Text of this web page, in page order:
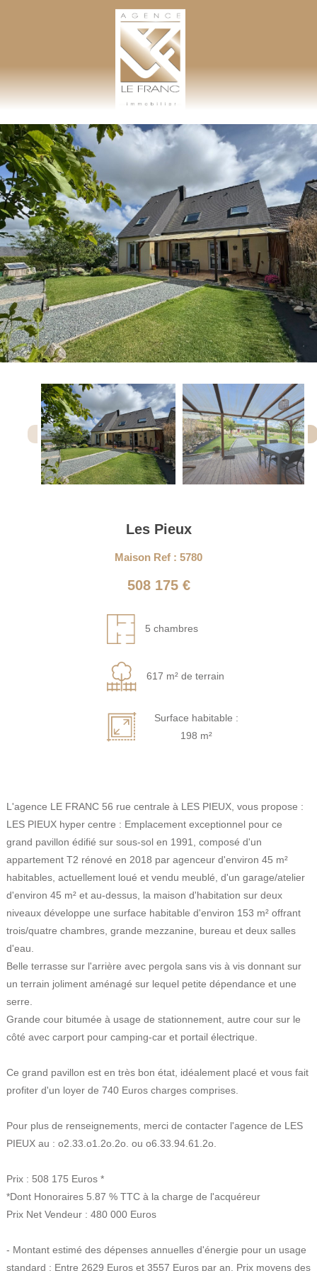
AGENCE LEFRANC IMMOBILIER
Les Pieux
Maison Ref : 5780
508 175 €
5 chambres
617 m² de terrain
Surface habitable :
198 m²
L'agence LE FRANC 56 rue centrale à LES PIEUX, vous propose :
LES PIEUX hyper centre : Emplacement exceptionnel pour ce
grand pavillon édifié sur sous-sol en 1991, composé d'un
appartement T2 rénové en 2018 par agenceur d'environ 45 m²
habitables, actuellement loué et vendu meublé, d'un garage/atelier
d'environ 45 m² et au-dessus, la maison d'habitation sur deux
niveaux développe une surface habitable d'environ 153 m² offrant
trois/quatre chambres, grande mezzanine, bureau et deux salles
d'eau.
Belle terrasse sur l'arrière avec pergola sans vis à vis donnant sur
un terrain joliment aménagé sur lequel petite dépendance et une
serre.
Grande cour bitumée à usage de stationnement, autre cour sur le
côté avec carport pour camping-car et portail électrique.
Ce grand pavillon est en très bon état, idéalement placé et vous fait
profiter d'un loyer de 740 Euros charges comprises.
Pour plus de renseignements, merci de contacter l'agence de LES
PIEUX au : o2.33.o1.2o.2o. ou o6.33.94.61.2o.
Prix : 508 175 Euros *
*Dont Honoraires 5.87 % TTC à la charge de l'acquéreur
Prix Net Vendeur : 480 000 Euros
- Montant estimé des dépenses annuelles d'énergie pour un usage
standard : Entre 2629 Euros et 3557 Euros par an. Prix moyens des